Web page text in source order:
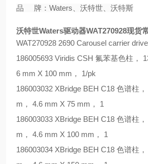
品
牌： Waters 、沃特世、沃特斯
沃特世Waters驱动器WAT270928现货
WAT270928 2690 Carousel carrier drive
186005693 Viridis CSH 氟苯基色柱，
6 mm X 100 mm ，
1/pk
186003032 XBridge BEH C18 色谱柱，
m ， 4.6 mm X 75 mm ，
1
186003033 XBridge BEH C18 色谱柱，
m ， 4.6 mm X 100 mm ，
1
186003034 XBridge BEH C18 色谱柱，